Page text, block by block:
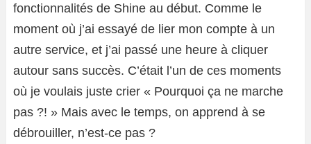
fonctionnalités de Shine au début. Comme le
moment où j’ai essayé de lier mon compte à un
autre service, et j’ai passé une heure à cliquer
autour sans succès. C’était l’un de ces moments
où je voulais juste crier « Pourquoi ça ne marche
pas ?! » Mais avec le temps, on apprend à se
débrouiller, n’est-ce pas ?